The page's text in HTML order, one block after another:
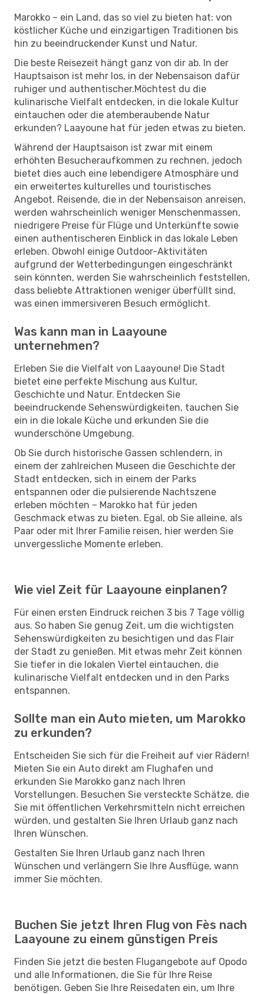
Marokko – ein Land, das so viel zu bieten hat: von
köstlicher Küche und einzigartigen Traditionen bis
hin zu beeindruckender Kunst und Natur.
Die beste Reisezeit hängt ganz von dir ab. In der
Hauptsaison ist mehr los, in der Nebensaison dafür
ruhiger und authentischer.Möchtest du die
kulinarische Vielfalt entdecken, in die lokale Kultur
eintauchen oder die atemberaubende Natur
erkunden? Laayoune hat für jeden etwas zu bieten.
Während der Hauptsaison ist zwar mit einem
erhöhten Besucheraufkommen zu rechnen, jedoch
bietet dies auch eine lebendigere Atmosphäre und
ein erweitertes kulturelles und touristisches
Angebot. Reisende, die in der Nebensaison anreisen,
werden wahrscheinlich weniger Menschenmassen,
niedrigere Preise für Flüge und Unterkünfte sowie
einen authentischeren Einblick in das lokale Leben
erleben. Obwohl einige Outdoor-Aktivitäten
aufgrund der Wetterbedingungen eingeschränkt
sein könnten, werden Sie wahrscheinlich feststellen,
dass beliebte Attraktionen weniger überfüllt sind,
was einen immersiveren Besuch ermöglicht.
Was kann man in Laayoune
unternehmen?
Erleben Sie die Vielfalt von Laayoune! Die Stadt
bietet eine perfekte Mischung aus Kultur,
Geschichte und Natur. Entdecken Sie
beeindruckende Sehenswürdigkeiten, tauchen Sie
ein in die lokale Küche und erkunden Sie die
wunderschöne Umgebung.
Ob Sie durch historische Gassen schlendern, in
einem der zahlreichen Museen die Geschichte der
Stadt entdecken, sich in einem der Parks
entspannen oder die pulsierende Nachtszene
erleben möchten – Marokko hat für jeden
Geschmack etwas zu bieten. Egal, ob Sie alleine, als
Paar oder mit Ihrer Familie reisen, hier werden Sie
unvergessliche Momente erleben.
Wie viel Zeit für Laayoune einplanen?
Für einen ersten Eindruck reichen 3 bis 7 Tage völlig
aus. So haben Sie genug Zeit, um die wichtigsten
Sehenswürdigkeiten zu besichtigen und das Flair
der Stadt zu genießen. Mit etwas mehr Zeit können
Sie tiefer in die lokalen Viertel eintauchen, die
kulinarische Vielfalt entdecken und in den Parks
entspannen.
Sollte man ein Auto mieten, um Marokko
zu erkunden?
Entscheiden Sie sich für die Freiheit auf vier Rädern!
Mieten Sie ein Auto direkt am Flughafen und
erkunden Sie Marokko ganz nach Ihren
Vorstellungen. Besuchen Sie versteckte Schätze, die
Sie mit öffentlichen Verkehrsmitteln nicht erreichen
würden, und gestalten Sie Ihren Urlaub ganz nach
Ihren Wünschen.
Gestalten Sie Ihren Urlaub ganz nach Ihren
Wünschen und verlängern Sie Ihre Ausflüge, wann
immer Sie möchten.
Buchen Sie jetzt Ihren Flug von Fès nach
Laayoune zu einem günstigen Preis
Finden Sie jetzt die besten Flugangebote auf Opodo
und alle Informationen, die Sie für Ihre Reise
benötigen. Geben Sie Ihre Reisedaten ein, um Ihre